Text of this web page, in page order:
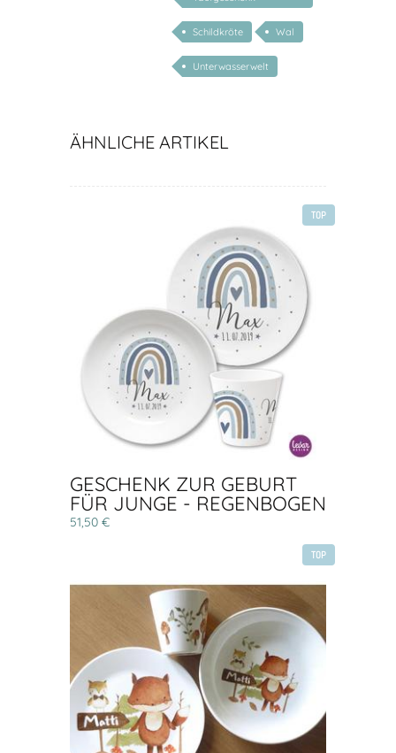
personalisiert
Schildkröte
Wal
Unterwasserwelt
ÄHNLICHE ARTIKEL
TOP
GESCHENK ZUR GEBURT
FÜR JUNGE - REGENBOGEN
51,50 €
TOP